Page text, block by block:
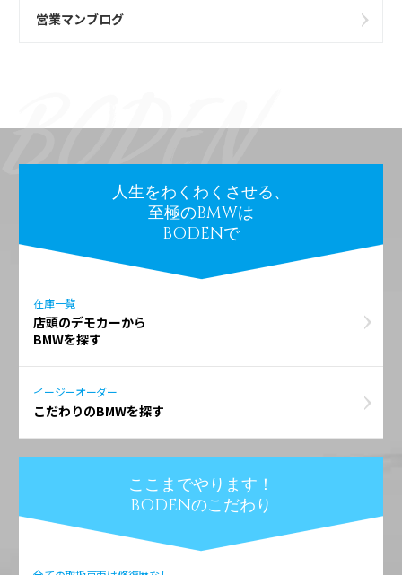
営業マンブログ
人生をわくわくさせる、
至極のBMWは
BODENで
在庫一覧
店頭のデモカーから
BMWを探す
イージーオーダー
こだわりのBMWを探す
ここまでやります！
BODENのこだわり